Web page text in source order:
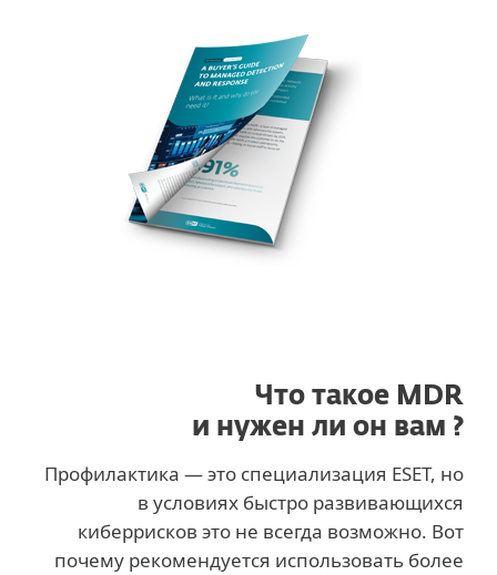
Что такое MDR
и нужен ли он вам ?
Профилактика — это специализация ESET, но
в условиях быстро развивающихся
киберрисков это не всегда возможно. Вот
почему рекомендуется использовать более